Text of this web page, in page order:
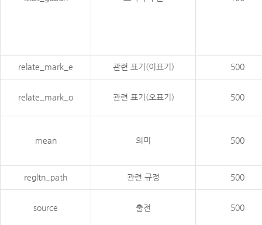
relate_mark_e 관련 표기(이표기) 500
relate_mark_o 관련 표기(오표기) 500
mean 의미 500
regltn_path 관련 규정 500
source 출전 500